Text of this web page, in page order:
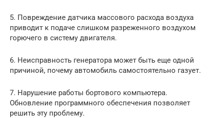
5. Повреждение датчика массового расхода воздуха
приводит к подаче слишком разреженного воздухом
горючего в систему двигателя.
6. Неисправность генератора может быть еще одной
причиной, почему автомобиль самостоятельно газует.
7. Нарушение работы бортового компьютера.
Обновление программного обеспечения позволяет
решить эту проблему.